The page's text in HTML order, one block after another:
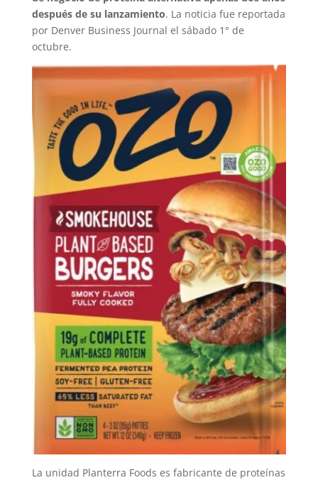
después de su lanzamiento. La noticia fue reportada
por Denver Business Journal el sábado 1° de
octubre.
La unidad Planterra Foods es fabricante de proteínas